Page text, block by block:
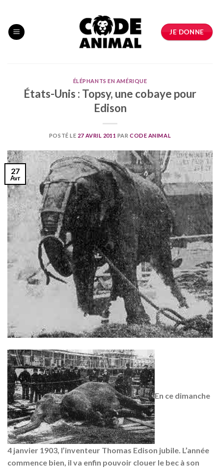
content
JE DONNE
ÉLÉPHANTS EN AMÉRIQUE
États-Unis : Topsy, une cobaye pour
Edison
POSTÉ LE 27 AVRIL 2011 PAR CODE ANIMAL
27
Avr
En ce dimanche
4 janvier 1903, l’inventeur Thomas Edison jubile. L’année
commence bien, il va enfin pouvoir clouer le bec à son